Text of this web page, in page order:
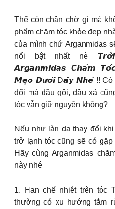
Thế còn chần chờ gì mà
phẩm chăm tóc khỏe đẹp
của mình chứ Arganmidas
nổi bật nhất nè
𝘼𝙧𝙜𝙖𝙣𝙢𝙞𝙙𝙖𝙨 𝘾𝙝𝙖̆𝙢
𝙈𝙚̣𝙤 𝘿𝙪̛𝙤̛́𝙞 Đ𝙖̂𝙮 𝙉𝙝𝙚́ !! Có
đổi mà dầu gội, dầu xả
tóc vẫn giữ nguyên không?
Nếu như làn da thay đổi
trở lạnh tóc cũng sẽ có
Hãy cùng Arganmidas
này nhé
1. Hạn chế nhiệt trên tóc
thường có xu hướng tắm